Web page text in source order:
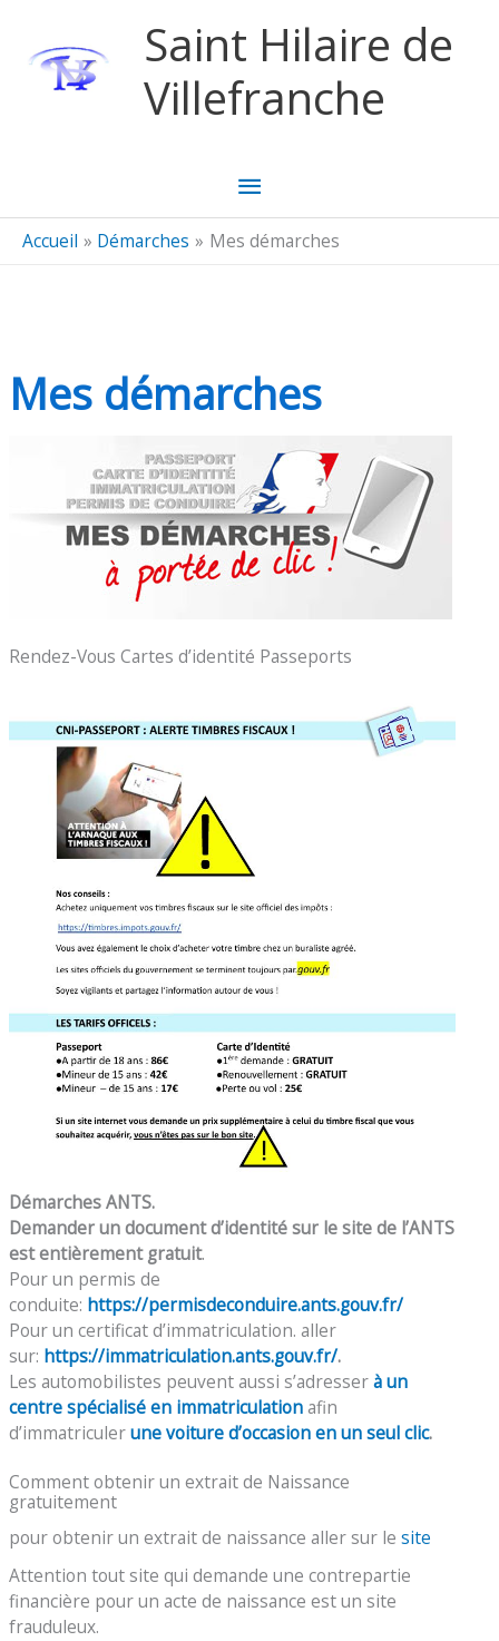
Saint Hilaire de
Villefranche
Menu
principal
Accueil Démarches Mes démarches
Mes démarches
Rendez-Vous Cartes d’identité Passeports
Démarches ANTS.
Demander un document d’identité sur le site de l’ANTS
est entièrement gratuit.
Pour un permis de
conduite: https://permisdeconduire.ants.gouv.fr/
Pour un certificat d’immatriculation. aller
sur: https://immatriculation.ants.gouv.fr/.
Les automobilistes peuvent aussi s’adresserà un
centre spécialisé en immatriculationafin
d’immatriculerune voiture d’occasion en un seul clic.
Comment obtenir un extrait de Naissance
gratuitement
pour obtenir un extrait de naissance aller sur le site
Attention tout site qui demande une contrepartie
financière pour un acte de naissance est un site
frauduleux.